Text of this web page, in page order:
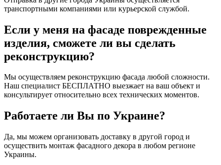
транспортными компаниями или курьерской службой.
Если у меня на фасаде поврежденные
изделия, сможете ли вы сделать
реконструкцию?
Мы осуществляем реконструкцию фасада любой сложности.
Наш специалист БЕСПЛАТНО выезжает на ваш объект и
консультирует относительно всех технических моментов.
Работаете ли Вы по Украине?
Да, мы можем организовать доставку в другой город и
осуществить монтаж фасадного декора в любом регионе
Украины.